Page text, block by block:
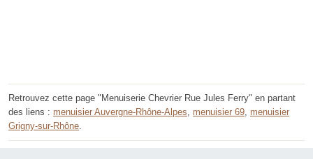
Retrouvez cette page "Menuiserie Chevrier Rue Jules Ferry" en partant
des liens : menuisier Auvergne-Rhône-Alpes, menuisier 69, menuisier
Grigny-sur-Rhône.